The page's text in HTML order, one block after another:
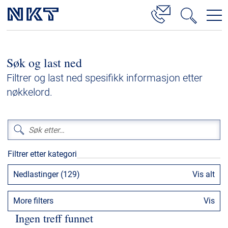
Høyspenningskabelløsninger
Kabelservice
Lavspenning
Høyspenningskabeltilbehør
Mellomspenningskabeltilbehør
Referanser
Nedlastinger
Søk og last ned
Filtrer og last ned spesifikk informasjon etter
nøkkelord.
Filtrer etter kategori
Nedlastinger (129) Vis alt
More filters Vis
Ingen treff funnet